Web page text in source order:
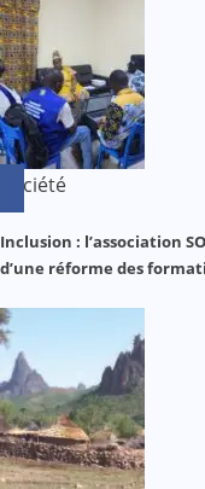
Société
Inclusion : l’association
d’une réforme des